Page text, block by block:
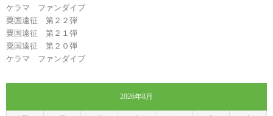
ケラマ ファンダイブ
粟国遠征 第２２弾
粟国遠征 第２１弾
粟国遠征 第２０弾
ケラマ ファンダイブ
2026年8月